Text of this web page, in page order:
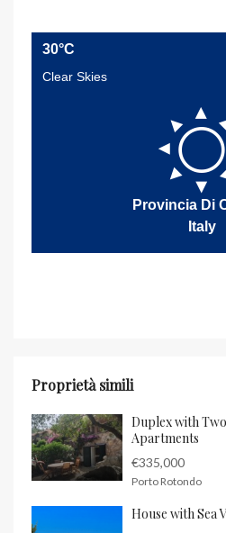
30°C
Clear Skies
Provincia Di
Italy
Proprietà simili
Duplex with
Apartments
€335,000
Porto Rotondo
House with Sea